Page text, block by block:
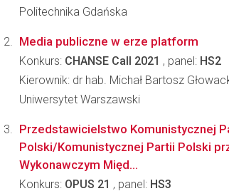
Politechnika Gdańska
Media publiczne w erze platform
Konkurs: CHANSE Call 2021 , panel: HS2
Kierownik: dr hab. Michał Bartosz
Uniwersytet Warszawski
Przedstawicielstwo Komunistycznej
Polski/Komunistycznej Partii Polski
Wykonawczym Międ...
Konkurs: OPUS 21 , panel: HS3